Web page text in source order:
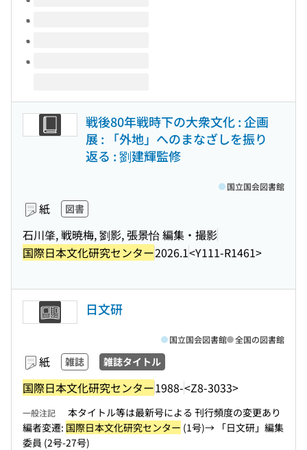
戦後80年戦時下の大衆文化 : 企画
展 : 「外地」へのまなざしを振り
返る : 劉建輝監修
紙 図書
石川肇, 戦暁梅, 劉影, 張景怡 編集・撮影
国際日本文化研究センター2026.1<Y111-R1461>
国立国会図書館
日文研
紙 雑誌 雑誌タイトル
国際日本文化研究センター1988-<Z8-3033>
国立国会図書館 全国の図書館
一般注記
本タイトル等は最新号による 刊行頻度の変更あり
編者変遷: 国際日本文化研究センター (1号)→ 「日文研」編集
委員 (2号-27号)